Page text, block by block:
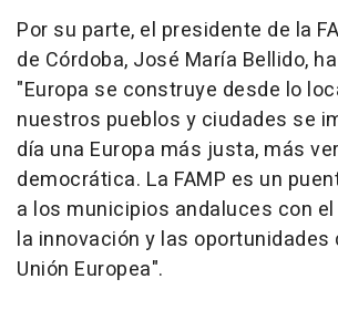
Por su parte, el presidente de la
de Córdoba, José María Bellido,
"Europa se construye desde lo
nuestros pueblos y ciudades se
día una Europa más justa, más
democrática. La FAMP es un
a los municipios andaluces con
la innovación y las oportunidades
Unión Europea".